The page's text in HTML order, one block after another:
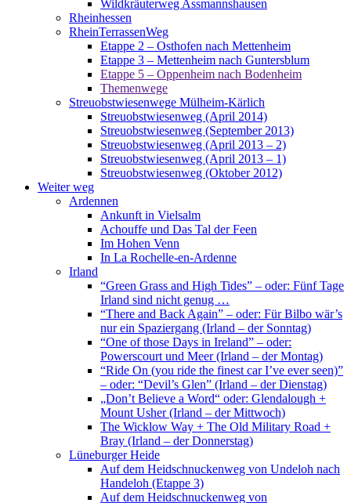
Wildkräuterweg Assmannshausen
Rheinhessen
RheinTerrassenWeg
Etappe 2 – Osthofen nach Mettenheim
Etappe 3 – Mettenheim nach Guntersblum
Etappe 5 – Oppenheim nach Bodenheim
Themenwege
Streuobstwiesenwege Mülheim-Kärlich
Streuobstwiesenweg (April 2014)
Streuobstwiesenweg (September 2013)
Streuobstwiesenweg (April 2013 – 2)
Streuobstwiesenweg (April 2013 – 1)
Streuobstwiesenweg (Oktober 2012)
Weiter weg
Ardennen
Ankunft in Vielsalm
Achouffe und Das Tal der Feen
Im Hohen Venn
In La Rochelle-en-Ardenne
Irland
“Green Grass and High Tides” – oder: Fünf Tage
Irland sind nicht genug …
“There and Back Again” – oder: Für Bilbo wär’s
nur ein Spaziergang (Irland – der Sonntag)
“One of those Days in Ireland” – oder:
Powerscourt und Meer (Irland – der Montag)
“Ride On (you ride the finest car I’ve ever seen)”
– oder: “Devil’s Glen” (Irland – der Dienstag)
„Don’t Believe a Word“ oder: Glendalough +
Mount Usher (Irland – der Mittwoch)
The Wicklow Way + The Old Military Road +
Bray (Irland – der Donnerstag)
Lüneburger Heide
Auf dem Heidschnuckenweg von Undeloh nach
Handeloh (Etappe 3)
Auf dem Heidschnuckenweg von